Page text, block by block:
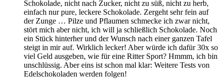
Schokolade, nicht nach Zucker, nicht zu süß, nicht zu herb,
einfach nur pure, leckere Schokolade. Zergeht sehr fein auf
der Zunge … Pilze und Pflaumen schmecke ich zwar nicht,
stört mich aber nicht, ich will ja schließlich Schokolade. Noch
ein Stück hinterher und der Wunsch nach einer ganzen Tafel
steigt in mir auf. Wirklich lecker! Aber würde ich dafür 30x so
viel Geld ausgeben, wie für eine Ritter Sport? Hmmm, ich bin
unschlüssig. Aber eins ist schon mal klar: Weitere Tests von
Edelschokoladen werden folgen!